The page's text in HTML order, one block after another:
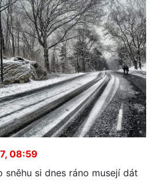
08:59
si dnes ráno musejí dát